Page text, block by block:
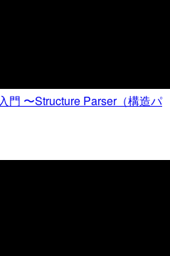
門 〜Structure Parser（構造パ